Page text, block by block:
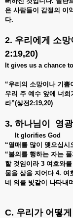
은 사람들이 갑절의 이
다.
2. 우리에게 소망
2:19,20)
It gives us a chance
“우리의 소망이나 기쁨
우리 주 예수 앞에 너희
라”(샇전2:19,20)
3. 하나님이 영광
It glorifies God
“열매를 많이 맺으십시
“불의를 행하는 자는
할 것임이라 3 여호와를
물을 삼을 지어다 4. 여
네 의를 빛같이 나타내며
C. 우리가 어떻게